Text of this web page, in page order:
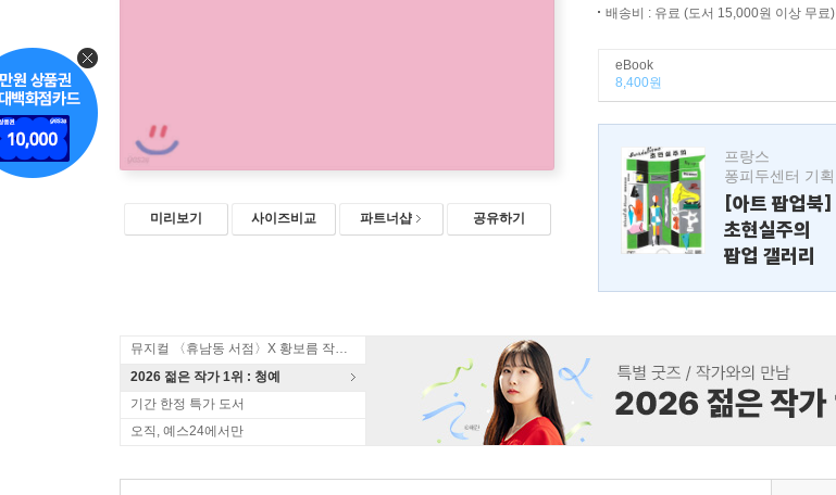
미리보기 사이즈비교 파트너샵 공유하기
배송비 : 유료 (도서 15,000원 이상 무료)
eBook
8,400원
프랑스
퐁피두센터 기획
[아트 팝업북]
초현실주의
팝업 갤러리
뮤지컬 〈휴남동 서점〉X 황보름 작가 북토크
2026 젊은 작가 1위 : 청예
기간 한정 특가 도서
오직, 예스24에서만